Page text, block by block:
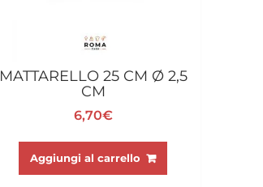
MATTARELLO 25 CM Ø 2,5
CM
6,70€
Aggiungi al carrello